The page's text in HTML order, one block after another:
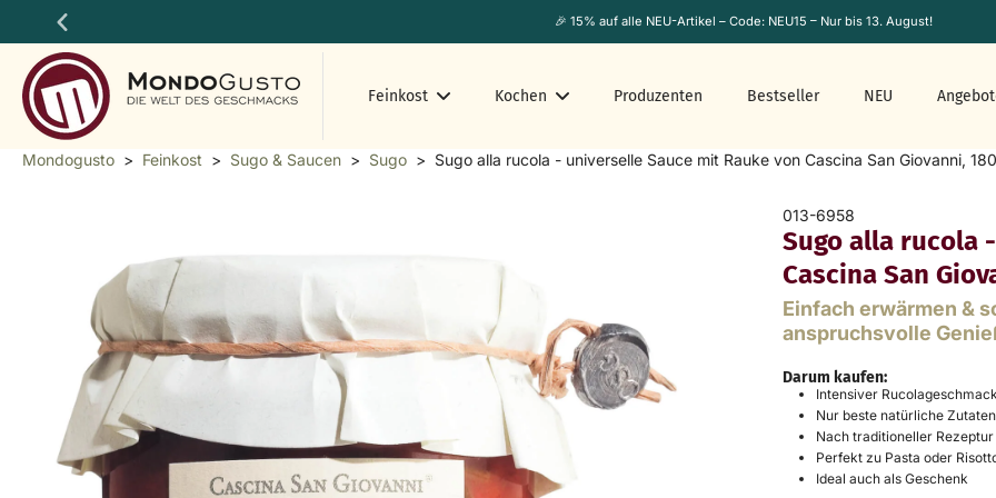
Zum
Inhalt
springen
🎉 15% auf alle NEU-Artikel – Code: NEU15 – Nur bis 13. August!
Feinkost Kochen Produzenten Bestseller NEU
Mondogusto > Feinkost > Sugo & Saucen > Sugo > Sugo alla rucola - universelle Sauce mit Rauke von Cascina San Giovanni,
Produktinformationen
013-6958
Sugo alla rucola
Cascina San
Einfach erwärmen &
anspruchsvolle
Darum kaufen:
Intensiver
Nur beste natürliche Zutaten
Nach traditioneller Rezeptur
Perfekt zu Pasta oder
Ideal auch als Geschenk